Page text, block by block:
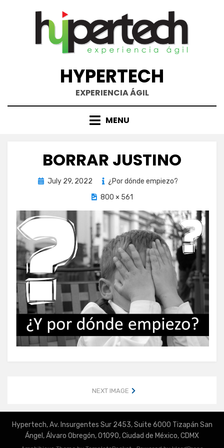
HYPERTECH
EXPERIENCIA ÁGIL
MENU
BORRAR JUSTINO
Posted
July 29, 2022
¿Por dónde empiezo?
800 × 561
NEXT IMAGE
Hypertech, Av. Insurgentes Sur 2453, Suite 6000 Tizapán San
Ángel, Álvaro Obregón, 01090, Ciudad de México, CDMX